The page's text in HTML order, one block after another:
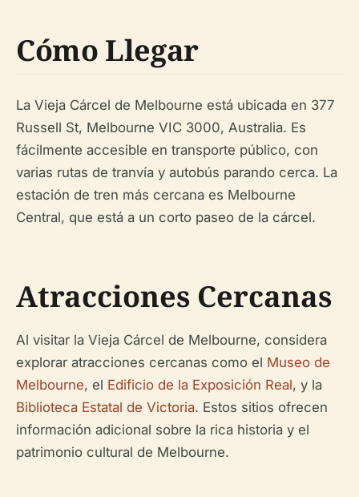
Cómo Llegar
La Vieja Cárcel de Melbourne está ubicada en 377
Russell St, Melbourne VIC 3000, Australia. Es
fácilmente accesible en transporte público, con
varias rutas de tranvía y autobús parando cerca. La
estación de tren más cercana es Melbourne
Central, que está a un corto paseo de la cárcel.
Atracciones Cercanas
Al visitar la Vieja Cárcel de Melbourne, considera
explorar atracciones cercanas como el Museo de
Melbourne, el Edificio de la Exposición Real, y la
Biblioteca Estatal de Victoria. Estos sitios ofrecen
información adicional sobre la rica historia y el
patrimonio cultural de Melbourne.